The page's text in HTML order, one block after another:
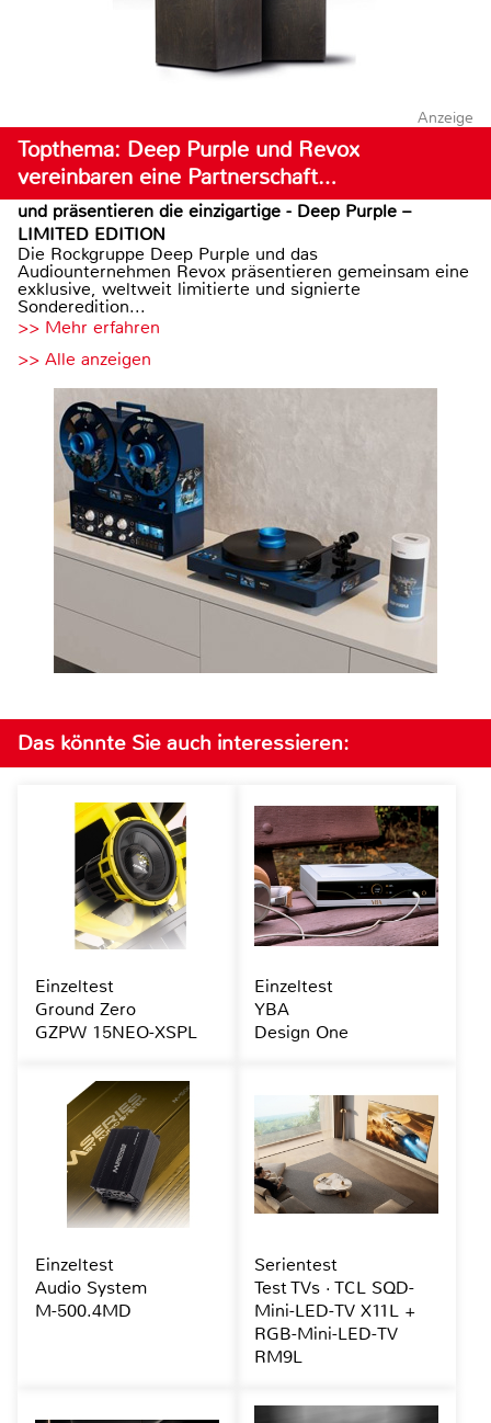
Anzeige
Topthema: Deep Purple und Revox
vereinbaren eine Partnerschaft…
und präsentieren die einzigartige - Deep Purple –
LIMITED EDITION
Die Rockgruppe Deep Purple und das
Audiounternehmen Revox präsentieren gemeinsam eine
exklusive, weltweit limitierte und signierte
Sonderedition...
>> Mehr erfahren
>> Alle anzeigen
Das könnte Sie auch interessieren:
Einzeltest
Ground Zero
GZPW 15NEO-XSPL
Einzeltest
YBA
Design One
Einzeltest
Audio System
M-500.4MD
Serientest
Test TVs · TCL SQD-
Mini-LED-TV X11L +
RGB-Mini-LED-TV
RM9L